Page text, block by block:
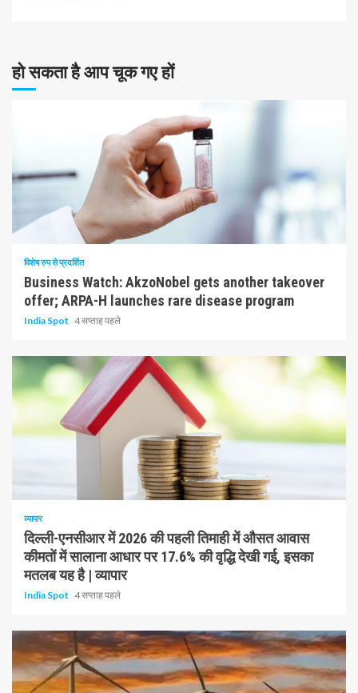
हो सकता है आप चूक गए हों
10 न्यूनतम पढ़ा
विशेष रुप से प्रदर्शित
Business Watch: AkzoNobel gets another takeover
offer; ARPA-H launches rare disease program
India Spot 4 सप्ताह पहले
व्यापार
दिल्ली-एनसीआर में 2026 की पहली तिमाही में औसत आवास
कीमतों में सालाना आधार पर 17.6% की वृद्धि देखी गई, इसका
मतलब यह है | व्यापार
India Spot 4 सप्ताह पहले